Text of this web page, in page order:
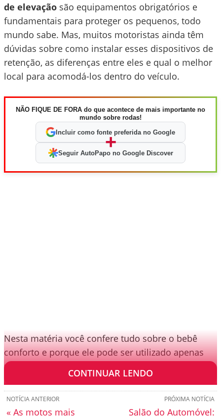
de elevação são equipamentos obrigatórios e
fundamentais para proteger os pequenos, todo
mundo sabe. Mas, muitos motoristas ainda têm
dúvidas sobre como instalar esses dispositivos de
retenção, as diferenças entre eles e qual o melhor
local para acomodá-los dentro do veículo.
NÃO FIQUE DE FORA do que acontece de mais importante no
mundo sobre rodas!
Incluir como fonte preferida no Google
+
Seguir AutoPapo no Google Discover
Nesta matéria você confere tudo sobre o bebê
conforto e porque ele pode ser utilizado apenas
por um grupo específico de crianças.
CONTINUAR LENDO
PRÓXIMA NOTÍCIA
Salão do Automóvel:
NOTÍCIA ANTERIOR
« As motos mais